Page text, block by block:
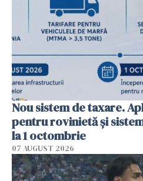
Nou sistem de taxare.
pentru rovinietă şi
la 1 octombrie
07 AUGUST 2026